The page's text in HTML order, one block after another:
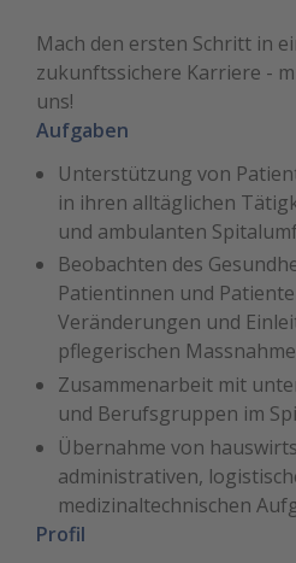
Mach den ersten Schritt in
zukunftssichere Karriere -
uns!
Aufgaben
Unterstützung von
in ihren alltäglichen
und ambulanten
Beobachten des
Patientinnen und
Veränderungen und
pflegerischen
Zusammenarbeit mit
und Berufsgruppen im
Übernahme von
administrativen,
medizinaltechnischen
Profil